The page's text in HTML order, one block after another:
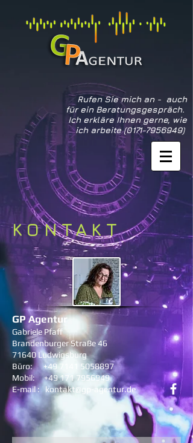
Rufen Sie mich an - auch
für ein Beratungsgespräch.
Ich erkläre Ihnen gerne, wie
ich arbeite(0171-7956949)
KONTAKT
GP Agentur
Gabriele Pfaff
Brandenburger Straße 46
71640 Ludwigsburg
Büro: +49 7141 5058897
Mobil: +49 171 7956949
E-mail : kontakt@gp-agentur.de